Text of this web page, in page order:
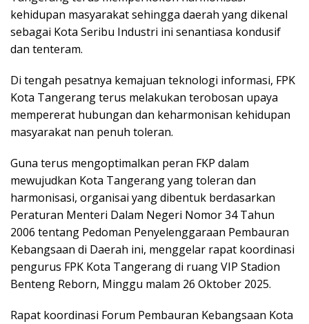
kehidupan masyarakat sehingga daerah yang dikenal
sebagai Kota Seribu Industri ini senantiasa kondusif
dan tenteram.
Di tengah pesatnya kemajuan teknologi informasi, FPK
Kota Tangerang terus melakukan terobosan upaya
mempererat hubungan dan keharmonisan kehidupan
masyarakat nan penuh toleran.
Guna terus mengoptimalkan peran FKP dalam
mewujudkan Kota Tangerang yang toleran dan
harmonisasi, organisai yang dibentuk berdasarkan
Peraturan Menteri Dalam Negeri Nomor 34 Tahun
2006 tentang Pedoman Penyelenggaraan Pembauran
Kebangsaan di Daerah ini, menggelar rapat koordinasi
pengurus FPK Kota Tangerang di ruang VIP Stadion
Benteng Reborn, Minggu malam 26 Oktober 2025.
Rapat koordinasi Forum Pembauran Kebangsaan Kota